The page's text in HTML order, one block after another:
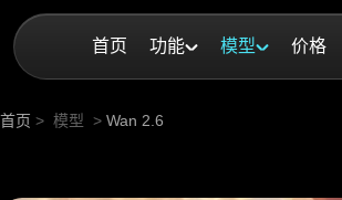
首页 功能 模型 价格
首页 > 模型 > Wan 2.6